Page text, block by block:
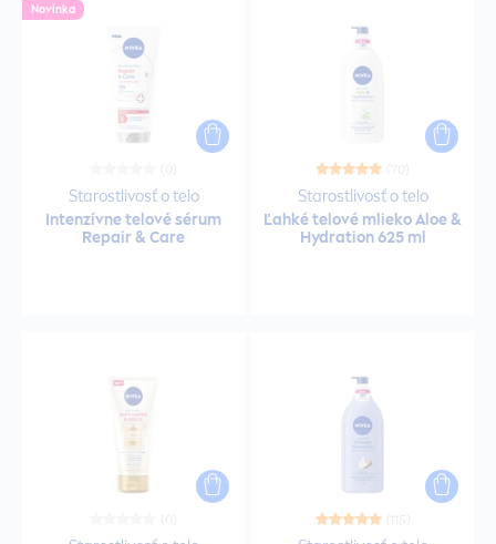
Krém
Krém
Krémy pre mužov
Laky na vlasy
Mlieka na opaľovanie
Mlieka na opaľovanie
Mlieka na opaľovanie
Novinka
Starostlivosť o telo
Intenzívne telové sérum
Repair&Care
Starostlivosť o telo
Ľahké telové mlieko Aloe &
Hydration 625 ml